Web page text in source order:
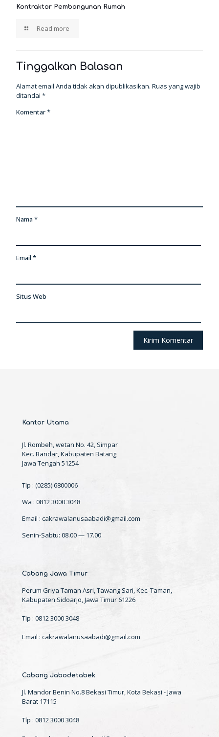
Kontraktor Pembangunan Rumah
Read more
Tinggalkan Balasan
Alamat email Anda tidak akan dipublikasikan. Ruas yang wajib
ditandai *
Komentar*
Nama *
Email *
Situs Web
Kantor Utama
Jl. Rombeh, wetan No. 42, Simpar
Kec. Bandar, Kabupaten Batang
Jawa Tengah 51254
Tlp : (0285) 6800006
Wa : 0812 3000 3048
Email : cakrawalanusaabadi@gmail.com
Senin-Sabtu: 08.00 — 17.00
Cabang Jawa Timur
Perum Griya Taman Asri, Tawang Sari, Kec. Taman,
Kabupaten Sidoarjo, Jawa Timur 61226
Tlp : 0812 3000 3048
Email : cakrawalanusaabadi@gmail.com
Cabang Jabodetabek
Jl. Mandor Benin No.8 Bekasi Timur, Kota Bekasi - Jawa
Barat 17115
Tlp : 0812 3000 3048